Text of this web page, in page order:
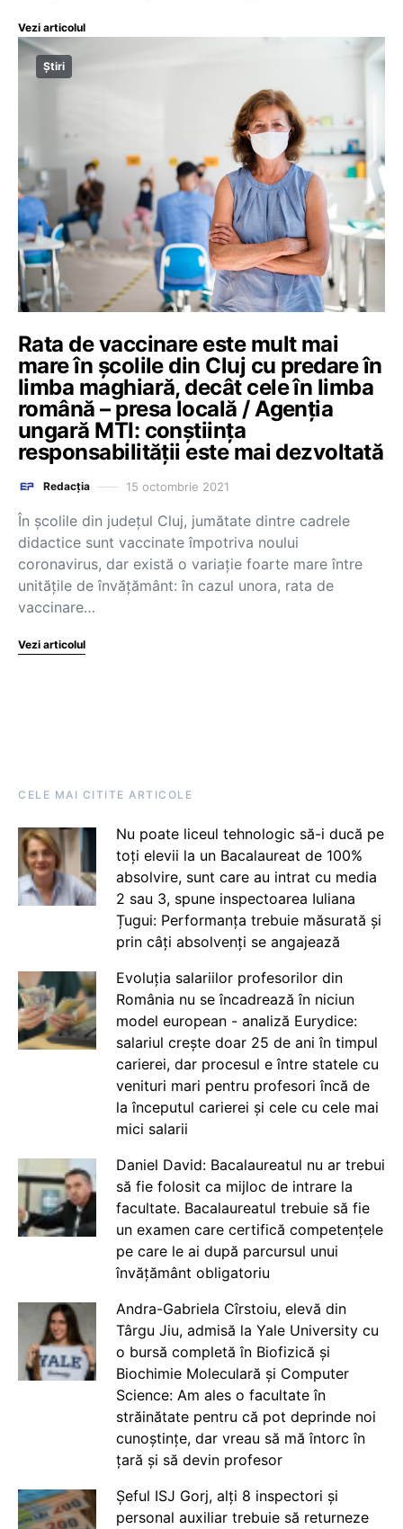
Vezi articolul
Știri
Rata de vaccinare este mult mai
mare în școlile din Cluj cu predare în
limba maghiară, decât cele în limba
română – presa locală / Agenția
ungară MTI: conștiința
responsabilității este mai dezvoltată
Redacția 15 octombrie 2021
În școlile din județul Cluj, jumătate dintre cadrele
didactice sunt vaccinate împotriva noului
coronavirus, dar există o variație foarte mare între
unitățile de învățământ: în cazul unora, rata de
vaccinare…
Vezi articolul
CELE MAI CITITE ARTICOLE
Nu poate liceul tehnologic să-i ducă pe
toți elevii la un Bacalaureat de 100%
absolvire, sunt care au intrat cu media
2 sau 3, spune inspectoarea Iuliana
Țugui: Performanța trebuie măsurată și
prin câți absolvenți se angajează
Evoluția salariilor profesorilor din
România nu se încadrează în niciun
model european - analiză Eurydice:
salariul crește doar 25 de ani în timpul
carierei, dar procesul e între statele cu
venituri mari pentru profesori încă de
la începutul carierei și cele cu cele mai
mici salarii
Daniel David: Bacalaureatul nu ar trebui
să fie folosit ca mijloc de intrare la
facultate. Bacalaureatul trebuie să fie
un examen care certifică competențele
pe care le ai după parcursul unui
învățământ obligatoriu
Andra-Gabriela Cîrstoiu, elevă din
Târgu Jiu, admisă la Yale University cu
o bursă completă în Biofizică și
Biochimie Moleculară și Computer
Science: Am ales o facultate în
străinătate pentru că pot deprinde noi
cunoștințe, dar vreau să mă întorc în
țară și să devin profesor
Șeful ISJ Gorj, alți 8 inspectori și
personal auxiliar trebuie să returneze